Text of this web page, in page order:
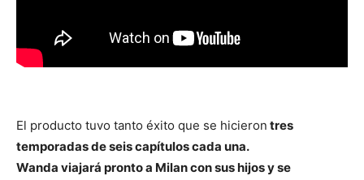
El producto tuvo tanto éxito que se hicieron tres
temporadas de seis capítulos cada una.
Wanda viajará pronto a Milan con sus hijos y se